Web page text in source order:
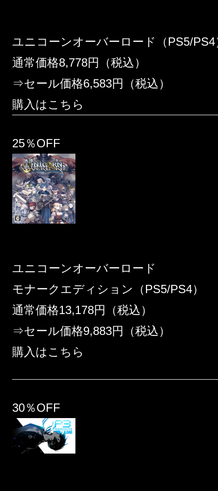
ユニコーンオーバーロード（PS5/PS4
通常価格8,778円（税込）
⇒セール価格6,583円（税込）
購入はこちら
25％OFF
ユニコーンオーバーロード
モナークエディション（PS5/PS4）​
通常価格13,178円（税込）
⇒セール価格9,883円（税込）
購入はこちら
30％OFF